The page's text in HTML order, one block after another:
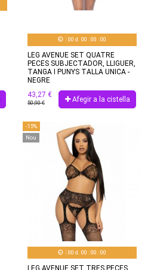
00 d. 00 :00 :00
LEG AVENUE SET QUATRE
PECES SUBJECTADOR, LLIGUER,
TANGA I PUNYS TALLA UNICA -
NEGRE
43,27 €
50,90 € Afegir a la cistella
-15%
Nou
00 d. 00 :00 :00
LEG AVENUE SET TRES PECES